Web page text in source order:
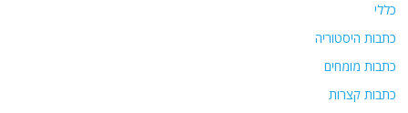
כללי
כתבות היסטוריה
כתבות מומחים
כתבות קצרות